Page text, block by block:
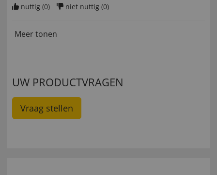
nuttig (0) niet nuttig (0)
Meer tonen
UW PRODUCTVRAGEN
Vraag stellen